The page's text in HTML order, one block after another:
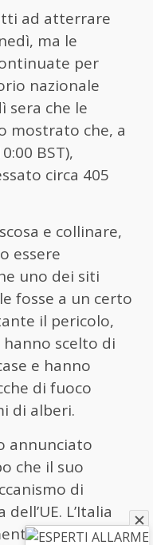
ad atterrare
ma le
per
nazionale
sera che le
mostrato che, a
BST),
circa 405
e collinare,
essere
uno dei siti
fosse a un certo
il pericolo,
scelto di
e hanno
di fuoco
di alberi.
annunciato
che il suo
di
L’Italia
Francia e